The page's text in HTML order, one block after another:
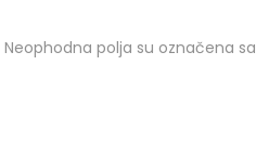
Neophodna polja su označena sa